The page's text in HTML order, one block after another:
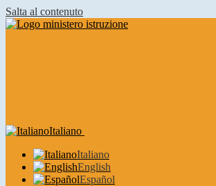
Salta al contenuto
Italiano
Italiano
English
Español